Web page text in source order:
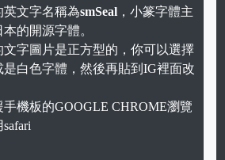
Unmute
英文字名稱為smSeal ，小篆字體主
的開源字體。
文字圖片是正方型的，你可以選擇
是白色字體，然後再貼到IG裡面改
手機板的GOOGLE CHROME瀏覽